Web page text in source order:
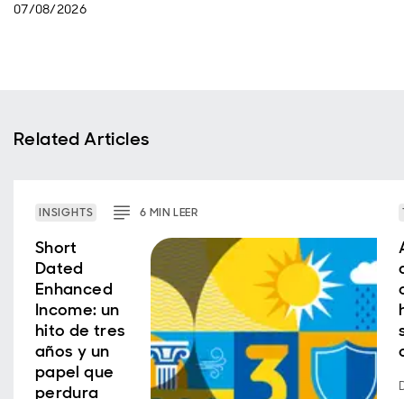
07/08/2026
Related Articles
INSIGHTS 6 MINLEER
Short
Dated
Enhanced
Income: un
hito de tres
años y un
papel que
perdura